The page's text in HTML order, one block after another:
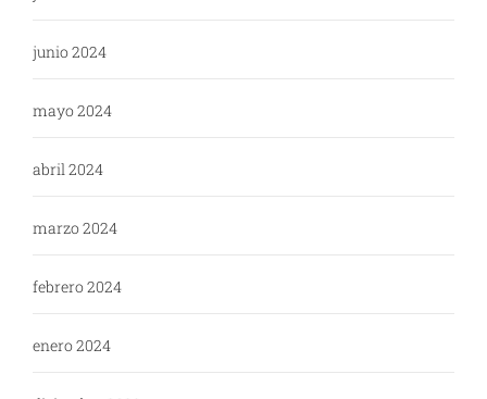
junio 2024
mayo 2024
abril 2024
marzo 2024
febrero 2024
enero 2024